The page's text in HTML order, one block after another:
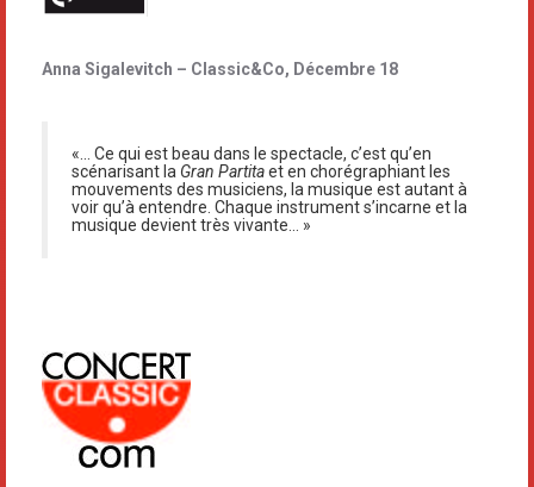
Anna Sigalevitch – Classic&Co, Décembre 18
«… Ce qui est beau dans le spectacle, c’est qu’en
scénarisant la Gran Partitaet en chorégraphiant les
mouvements des musiciens, la musique est autant à
voir qu’à entendre. Chaque instrument s’incarne et la
musique devient très vivante… »